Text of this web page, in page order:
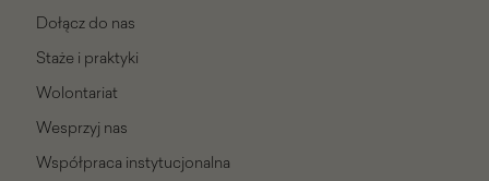
Dołącz do nas
Staże i praktyki
Wolontariat
Wesprzyj nas
Współpraca instytucjonalna